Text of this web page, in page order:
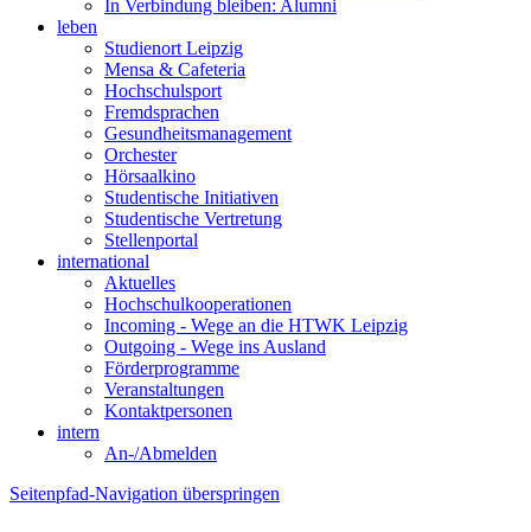
In Verbindung bleiben: Alumni
leben
Studienort Leipzig
Mensa & Cafeteria
Hochschulsport
Fremdsprachen
Gesundheitsmanagement
Orchester
Hörsaalkino
Studentische Initiativen
Studentische Vertretung
Stellenportal
international
Aktuelles
Hochschulkooperationen
Incoming - Wege an die HTWK Leipzig
Outgoing - Wege ins Ausland
Förderprogramme
Veranstaltungen
Kontaktpersonen
intern
An-/Abmelden
Seitenpfad-Navigation überspringen